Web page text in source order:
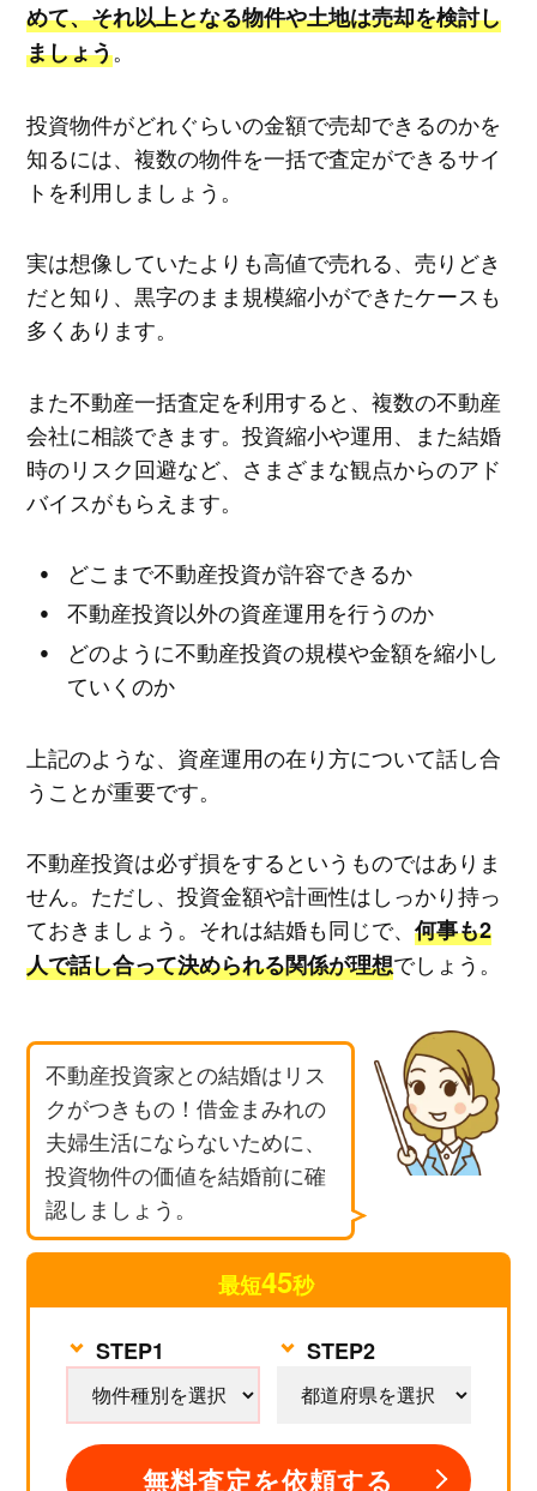
めて、それ以上となる物件や土地は売却を検討し
ましょう。
投資物件がどれぐらいの金額で売却できるのかを
知るには、複数の物件を一括で査定ができるサイ
トを利用しましょう。
実は想像していたよりも高値で売れる、売りどき
だと知り、黒字のまま規模縮小ができたケースも
多くあります。
また不動産一括査定を利用すると、複数の不動産
会社に相談できます。投資縮小や運用、また結婚
時のリスク回避など、さまざまな観点からのアド
バイスがもらえます。
どこまで不動産投資が許容できるか
不動産投資以外の資産運用を行うのか
どのように不動産投資の規模や金額を縮小し
ていくのか
上記のような、資産運用の在り方について話し合
うことが重要です。
不動産投資は必ず損をするというものではありま
せん。ただし、投資金額や計画性はしっかり持っ
ておきましょう。それは結婚も同じで、 何事も2
人で話し合って決められる関係が理想でしょう。
不動産投資家との結婚はリス
クがつきもの！借金まみれの
夫婦生活にならないために、
投資物件の価値を結婚前に確
認しましょう。
最短45秒
無料査定を依頼する
STEP1 STEP2
無料査定を依頼する